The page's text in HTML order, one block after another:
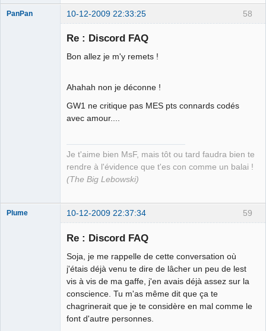
58
PanPan 10-12-2009 22:33:25
Re : Discord FAQ
Bon allez je m'y remets !
Ahahah non je déconne !
GW1 ne critique pas MES pts connards codés
avec amour....
Je t'aime bien MsF, mais tôt ou tard faudra bien te
rendre à l'évidence que t'es con comme un balai !
(The Big Lebowski)
59
Plume 10-12-2009 22:37:34
Re : Discord FAQ
Soja, je me rappelle de cette conversation où
j'étais déjà venu te dire de lâcher un peu de lest
vis à vis de ma gaffe, j'en avais déjà assez sur la
conscience. Tu m'as même dit que ça te
chagrinerait que je te considère en mal comme le
font d'autre personnes.